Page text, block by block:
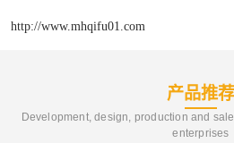
http://www.mhqifu01.com
产品推荐
Development, design, production and
enterprises